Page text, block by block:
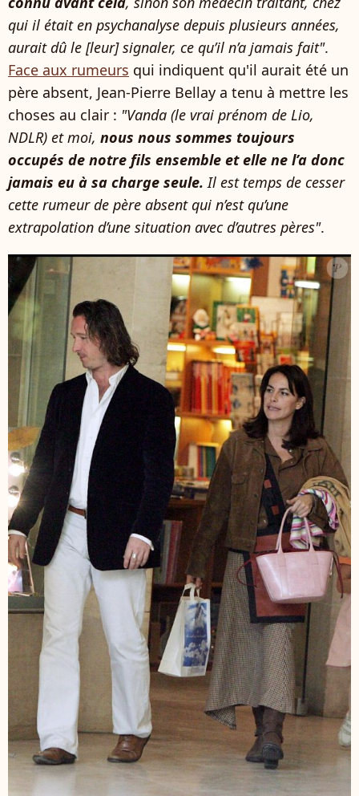
qui il était en psychanalyse depuis plusieurs années,
aurait dû le [leur] signaler, ce qu’il n’a jamais fait".
Face aux rumeurs qui indiquent qu'il aurait été un
père absent, Jean-Pierre Bellay a tenu à mettre les
choses au clair : "Vanda (le vrai prénom de Lio,
NDLR) et moi, nous nous sommes toujours
occupés de notre fils ensemble et elle ne l’a donc
jamais eu à sa charge seule. Il est temps de cesser
cette rumeur de père absent qui n’est qu’une
extrapolation d’une situation avec d’autres pères".